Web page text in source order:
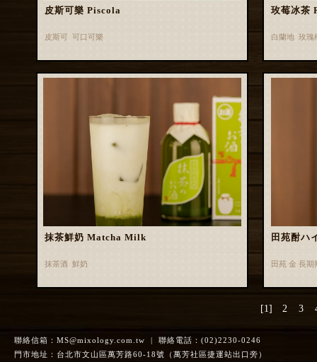
皮斯可樂 Piscola
皮斯可 可口可樂
玫莓冰茶
白蘭地 玫瑰
抹茶鮮奶 Matcha Milk
抹茶酒 鮮奶
田苑酎ハ
田苑 金 長
[1] 2 3
聯絡信箱： MS@mixology.com.tw | 聯絡電話：(02)2230-0246
門市地址：台北市文山區萬芳路60-18號（萬芳社區捷運站出口旁）